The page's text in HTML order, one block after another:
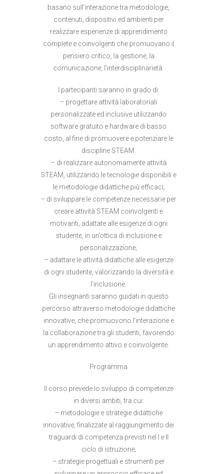
basano sull’interazione tra metodologie,
contenuti, dispositivi ed ambienti per
realizzare esperienze di apprendimento
complete e coinvolgenti che promuovano il
pensiero critico, la gestione, la
comunicazione, l’interdisciplinarietà.
I partecipanti saranno in grado di:
– progettare attività laboratoriali
personalizzate ed inclusive utilizzando
software gratuito e hardware di basso
costo, al fine di promuovere e potenziare le
discipline STEAM.
– di realizzare autonomamente attività
STEAM, utilizzando le tecnologie disponibili e
le metodologie didattiche più efficaci;
– di sviluppare le competenze necessarie per
creare attività STEAM coinvolgenti e
motivanti, adattate alle esigenze di ogni
studente, in un’ottica di inclusione e
personalizzazione;
– adattare le attività didattiche alle esigenze
di ogni studente, valorizzando la diversità e
l’inclusione.
Gli insegnanti saranno guidati in questo
percorso attraverso metodologie didattiche
innovative, che promuovono l’interazione e
la collaborazione tra gli studenti, favorendo
un apprendimento attivo e coinvolgente.
Programma
Il corso prevede lo sviluppo di competenze
in diversi ambiti, tra cui:
– metodologie e strategie didattiche
innovative, finalizzate al raggiungimento dei
traguardi di competenza previsti nel I e II
ciclo di istruzione;
– strategie progettuali e strumenti per